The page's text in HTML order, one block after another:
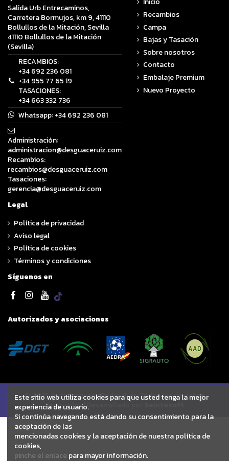
Salida Urb Entrecaminos,
Carretera Bormujos, km 9, 41110
Bollullos de la Mitación, Sevilla
41110 Bollullos de la Mitación
(Sevilla)
RECAMBIOS:
+34 692 236 081
+34 955 77 65 19
TASACIONES:
+34 663 332 736
Whatsapp:+34 692 236 081
Administración:
administracion@desguaceruiz.com
Recambios:
recambios@desguaceruiz.com
Tasaciones:
gerencia@desguaceruiz.com
Recambios
Campa
Bajas y Tasación
Sobre nosotros
Contacto
Embalaje Premium
Nuevo Proyecto
Legal
Política de privacidad
Aviso legal
Política de cookies
Términos y condiciones
Síguenos en
Autorizados y asociaciones
© 2025 Autodesguace Pedro Ruiz. Todos los derechos
reservados | Desarrollado por
Este sitio web utiliza cookies para que usted tenga la mejor
experiencia de usuario.
Si continúa navegando está dando su consentimiento para la
aceptación de las
mencionadas cookies y la aceptación de nuestra política de
cookies,
pinche el enlace para mayor información.